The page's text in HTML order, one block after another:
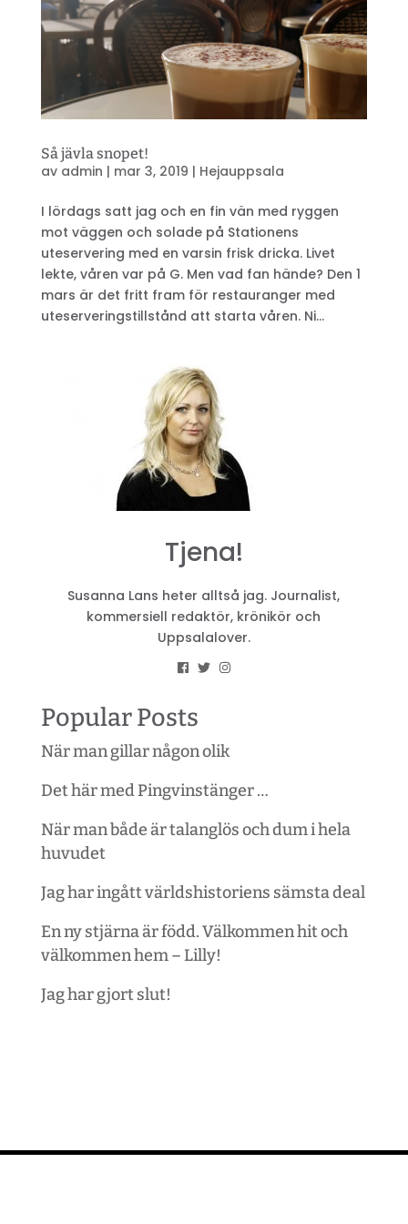
Så jävla snopet!
av admin | mar 3, 2019 | Hejauppsala
I lördags satt jag och en fin vän med ryggen
mot väggen och solade på Stationens
uteservering med en varsin frisk dricka. Livet
lekte, våren var på G. Men vad fan hände? Den 1
mars är det fritt fram för restauranger med
uteserveringstillstånd att starta våren. Ni...
Tjena!
Susanna Lans heter alltså jag. Journalist,
kommersiell redaktör, krönikör och
Uppsalalover.
Popular Posts
När man gillar någon olik
Det här med Pingvinstänger …
När man både är talanglös och dum i hela
huvudet
Jag har ingått världshistoriens sämsta deal
En ny stjärna är född. Välkommen hit och
välkommen hem – Lilly!
Jag har gjort slut!